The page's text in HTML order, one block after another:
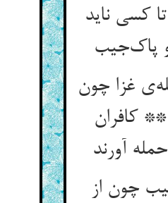
کسی ناید
پاک‌جیب
غزا چون
کافران
آورند
چون از